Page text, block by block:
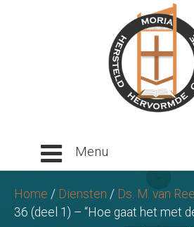
Home / Diensten / Ds. M. van
36 (deel 1) – “Hoe gaat het met